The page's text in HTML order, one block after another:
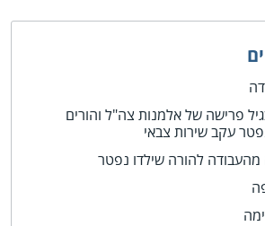
פרישה של אלמנות צה"ל והורים
עקב שירות צבאי
מהעבודה להורה שילדו נפטר